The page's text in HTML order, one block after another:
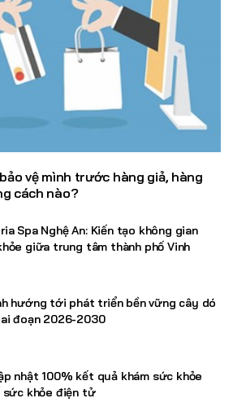
vệ mình trước hàng giả, hàng
cách nào?
Spa Nghệ An: Kiến tạo không gian
giữa trung tâm thành phố Vinh
hướng tới phát triển bền vững cây dó
đoạn 2026-2030
nhật 100% kết quả khám sức khỏe
sức khỏe điện tử